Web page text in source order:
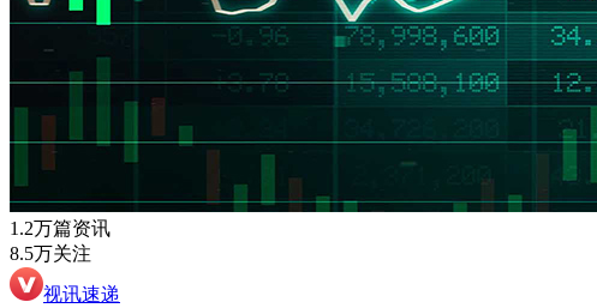
1.2万篇资讯
8.5万关注
视讯速递